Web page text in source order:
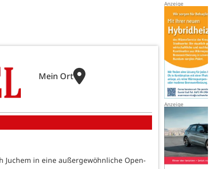
Mein Ort
Juchem in eine außergewöhnliche Open-